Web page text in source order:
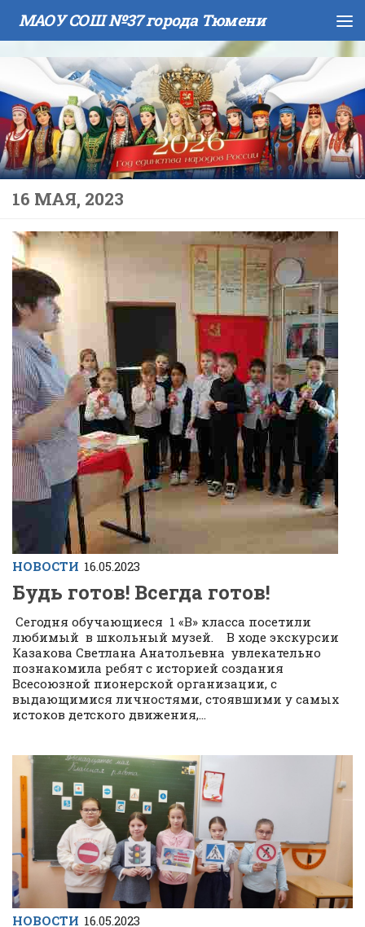
Skip to content
МАОУ СОШ №37 города Тюмени
16 МАЯ, 2023
НОВОСТИ 16.05.2023
Будь готов! Всегда готов!
Сегодня обучающиеся 1 «В» класса посетили
любимый в школьный музей. В ходе экскурсии
Казакова Светлана Анатольевна увлекательно
познакомила ребят с историей создания
Всесоюзной пионерской организации, с
выдающимися личностями, стоявшими у самых
истоков детского движения,...
НОВОСТИ 16.05.2023